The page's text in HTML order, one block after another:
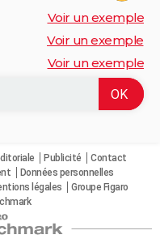
Voir un exemple
Voir un exemple
Voir un exemple
Publicité
Contact
Données personnelles
légales
Groupe Figaro